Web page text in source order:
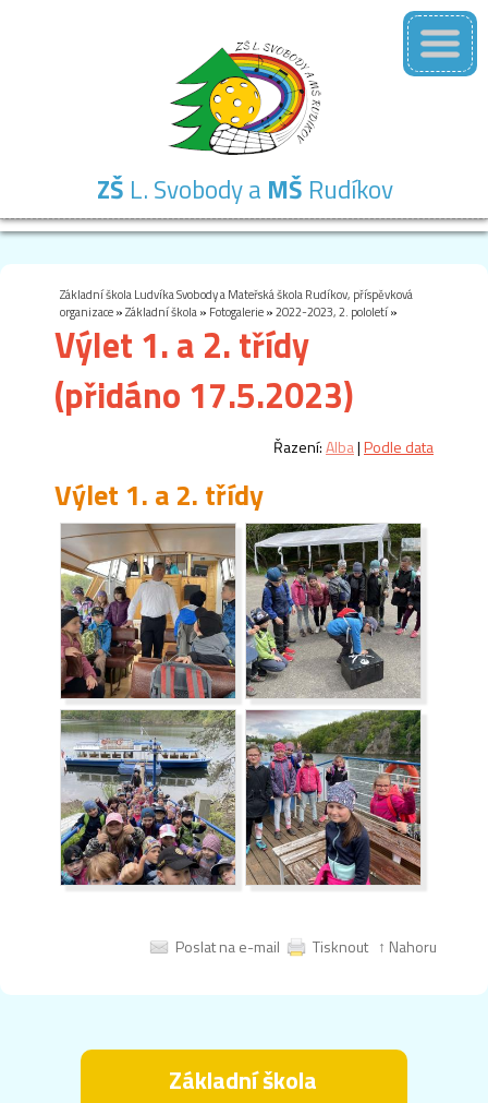
ZŠ L. Svobody a MŠ Rudíkov
Základní škola Ludvíka Svobody a Mateřská škola Rudíkov, příspěvková
organizace»Základní škola» Fotogalerie»2022-2023, 2. pololetí»
Výlet 1. a 2. třídy
(přidáno 17.5.2023)
Řazení:Alba|Podle data
Výlet 1. a 2. třídy
Poslat na e-mail Tisknout ↑ Nahoru
Základní škola